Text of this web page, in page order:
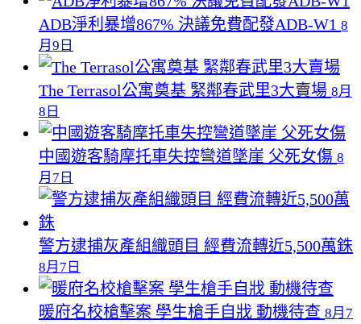
ADB淨利暴增867% 決議免費配發ADB-W1 8
月9日
The Terrasol公寓奠基 緊鄰春武里3大賣場 8月
8日
中國遊客騎摩托車失控彎道墜崖 父死女傷 8
月7日
警方逮捕灰產組織頭目 經費流轉近5,500萬銖
8月7日
暖府名校槍擊案 學生槍手自戕 動機待查 8月7